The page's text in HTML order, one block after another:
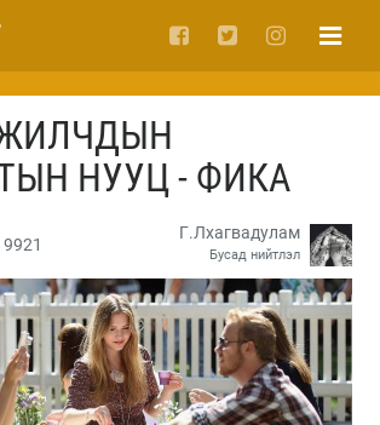
НУУЦ - ФИКА
9921
Г.Лхагвадулам
Бусад нийтлэл